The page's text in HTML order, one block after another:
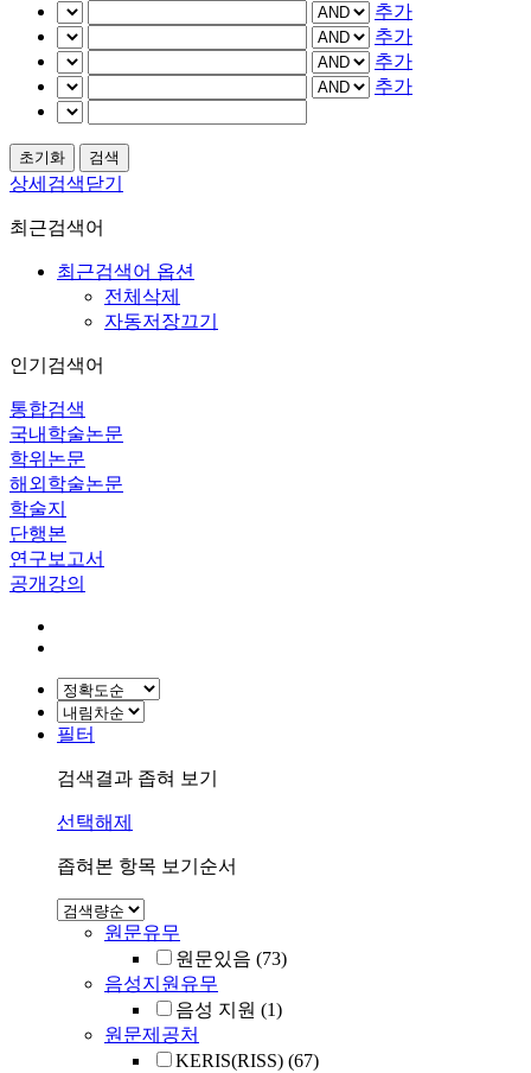
추가
추가
추가
추가
상세검색닫기
최근검색어
최근검색어 옵션
전체삭제
자동저장끄기
인기검색어
통합검색
국내학술논문
학위논문
해외학술논문
학술지
단행본
연구보고서
공개강의
필터
검색결과 좁혀 보기
선택해제
좁혀본 항목 보기순서
원문유무
원문있음 (73)
음성지원유무
음성 지원 (1)
원문제공처
KERIS(RISS) (67)